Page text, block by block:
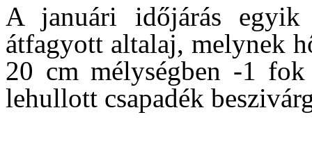
A januári időjárás egyik
átfagyott altalaj, melynek
20 cm mélységben -1
lehullott csapadék